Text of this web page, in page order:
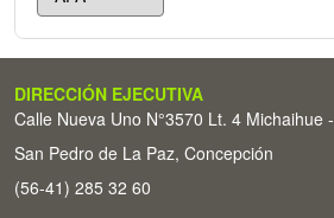
DIRECCIÓN EJECUTIVA
Calle Nueva Uno N°3570 Lt. 4 Michaihue -
San Pedro de La Paz, Concepción
(56-41) 285 32 60